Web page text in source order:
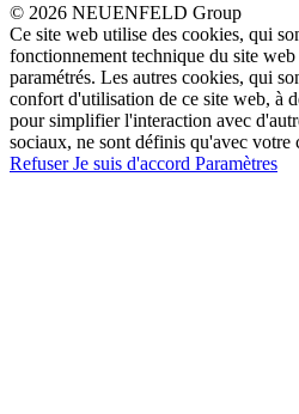
© 2026 NEUENFELD Group
Ce site web utilise des cookies, qui
fonctionnement technique du site
paramétrés. Les autres cookies, qui
confort d'utilisation de ce site web, à
pour simplifier l'interaction avec
sociaux, ne sont définis qu'avec votre
RefuserJe suis d'accord Paramètres